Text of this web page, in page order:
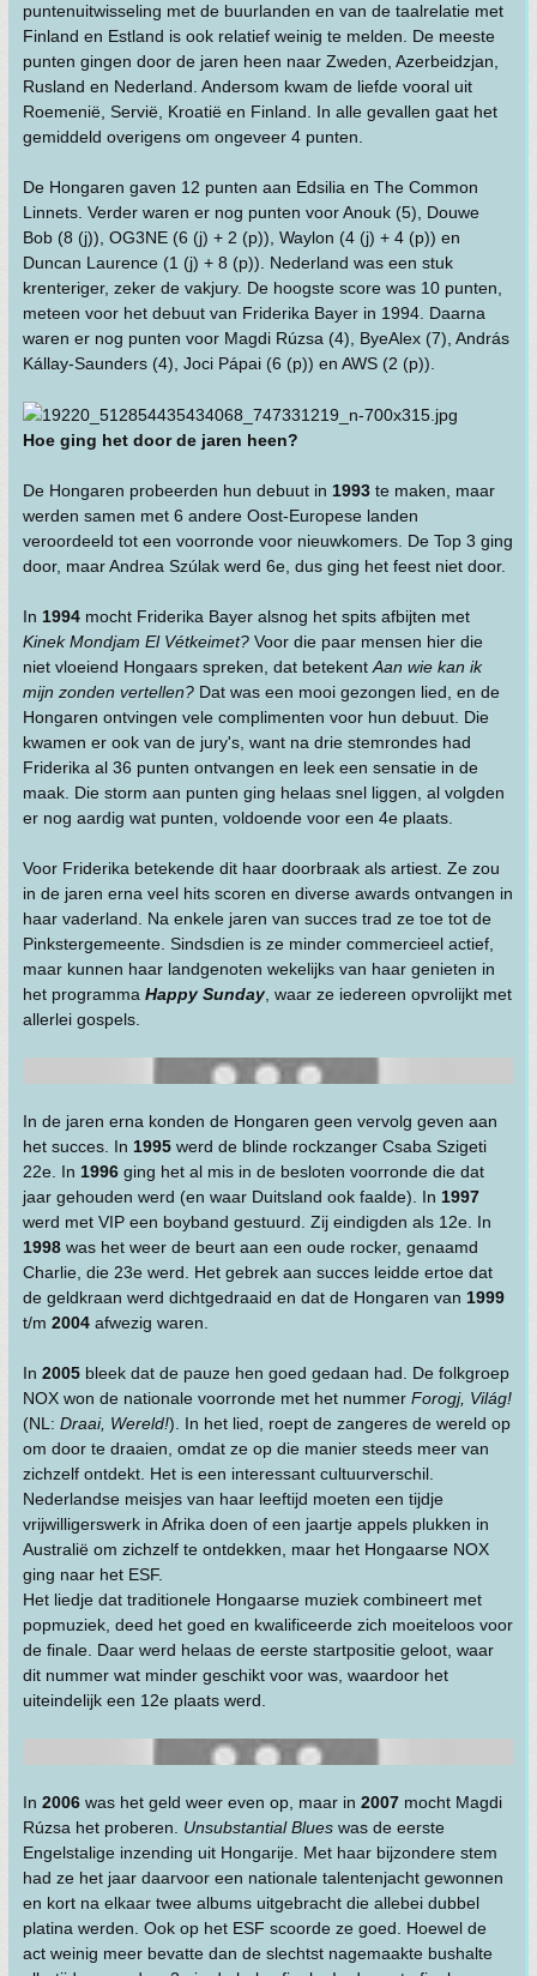
puntenuitwisseling met de buurlanden en van de taalrelatie met
Finland en Estland is ook relatief weinig te melden. De meeste
punten gingen door de jaren heen naar Zweden, Azerbeidzjan,
Rusland en Nederland. Andersom kwam de liefde vooral uit
Roemenië, Servië, Kroatië en Finland. In alle gevallen gaat het
gemiddeld overigens om ongeveer 4 punten.
De Hongaren gaven 12 punten aan Edsilia en The Common
Linnets. Verder waren er nog punten voor Anouk (5), Douwe
Bob (8 (j)), OG3NE (6 (j) + 2 (p)), Waylon (4 (j) + 4 (p)) en
Duncan Laurence (1 (j) + 8 (p)). Nederland was een stuk
krenteriger, zeker de vakjury. De hoogste score was 10 punten,
meteen voor het debuut van Friderika Bayer in 1994. Daarna
waren er nog punten voor Magdi Rúzsa (4), ByeAlex (7), András
Kállay-Saunders (4), Joci Pápai (6 (p)) en AWS (2 (p)).
Hoe ging het door de jaren heen?
De Hongaren probeerden hun debuut in 1993 te maken, maar
werden samen met 6 andere Oost-Europese landen
veroordeeld tot een voorronde voor nieuwkomers. De Top 3 ging
door, maar Andrea Szúlak werd 6e, dus ging het feest niet door.
In 1994 mocht Friderika Bayer alsnog het spits afbijten met
Kinek Mondjam El Vétkeimet? Voor die paar mensen hier die
niet vloeiend Hongaars spreken, dat betekent Aan wie kan ik
mijn zonden vertellen? Dat was een mooi gezongen lied, en de
Hongaren ontvingen vele complimenten voor hun debuut. Die
kwamen er ook van de jury's, want na drie stemrondes had
Friderika al 36 punten ontvangen en leek een sensatie in de
maak. Die storm aan punten ging helaas snel liggen, al volgden
er nog aardig wat punten, voldoende voor een 4e plaats.
Voor Friderika betekende dit haar doorbraak als artiest. Ze zou
in de jaren erna veel hits scoren en diverse awards ontvangen in
haar vaderland. Na enkele jaren van succes trad ze toe tot de
Pinkstergemeente. Sindsdien is ze minder commercieel actief,
maar kunnen haar landgenoten wekelijks van haar genieten in
het programma Happy Sunday , waar ze iedereen opvrolijkt met
allerlei gospels.
In de jaren erna konden de Hongaren geen vervolg geven aan
het succes. In 1995 werd de blinde rockzanger Csaba Szigeti
22e. In 1996 ging het al mis in de besloten voorronde die dat
jaar gehouden werd (en waar Duitsland ook faalde). In 1997
werd met VIP een boyband gestuurd. Zij eindigden als 12e. In
1998 was het weer de beurt aan een oude rocker, genaamd
Charlie, die 23e werd. Het gebrek aan succes leidde ertoe dat
de geldkraan werd dichtgedraaid en dat de Hongaren van 1999
t/m 2004 afwezig waren.
In 2005 bleek dat de pauze hen goed gedaan had. De folkgroep
NOX won de nationale voorronde met het nummer Forogj, Világ!
(NL: Draai, Wereld!). In het lied, roept de zangeres de wereld op
om door te draaien, omdat ze op die manier steeds meer van
zichzelf ontdekt. Het is een interessant cultuurverschil.
Nederlandse meisjes van haar leeftijd moeten een tijdje
vrijwilligerswerk in Afrika doen of een jaartje appels plukken in
Australië om zichzelf te ontdekken, maar het Hongaarse NOX
ging naar het ESF.
Het liedje dat traditionele Hongaarse muziek combineert met
popmuziek, deed het goed en kwalificeerde zich moeiteloos voor
de finale. Daar werd helaas de eerste startpositie geloot, waar
dit nummer wat minder geschikt voor was, waardoor het
uiteindelijk een 12e plaats werd.
In 2006 was het geld weer even op, maar in 2007 mocht Magdi
Rúzsa het proberen. Unsubstantial Blues was de eerste
Engelstalige inzending uit Hongarije. Met haar bijzondere stem
had ze het jaar daarvoor een nationale talentenjacht gewonnen
en kort na elkaar twee albums uitgebracht die allebei dubbel
platina werden. Ook op het ESF scoorde ze goed. Hoewel de
act weinig meer bevatte dan de slechtst nagemaakte bushalte